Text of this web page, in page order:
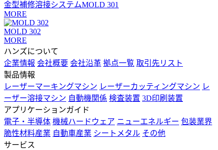
金型補修溶接システムMOLD 301
MORE
MOLD 302
MORE
ハンズについて
企業情報 会社概要 会社沿革 拠点一覧 取引先リスト
製品情報
レーザーマーキングマシン レーザーカッティングマシン レ
ーザー溶接マシン 自動機関係 検査装置 3D印刷装置
アプリケーションガイド
電子・半導体 機械ハードウェア ニューエネルギー 包装業界
脆性材料産業 自動車産業 シートメタル その他
サービス